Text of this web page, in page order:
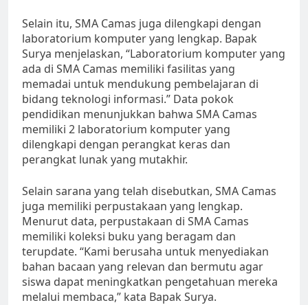
Selain itu, SMA Camas juga dilengkapi dengan
laboratorium komputer yang lengkap. Bapak
Surya menjelaskan, “Laboratorium komputer yang
ada di SMA Camas memiliki fasilitas yang
memadai untuk mendukung pembelajaran di
bidang teknologi informasi.” Data pokok
pendidikan menunjukkan bahwa SMA Camas
memiliki 2 laboratorium komputer yang
dilengkapi dengan perangkat keras dan
perangkat lunak yang mutakhir.
Selain sarana yang telah disebutkan, SMA Camas
juga memiliki perpustakaan yang lengkap.
Menurut data, perpustakaan di SMA Camas
memiliki koleksi buku yang beragam dan
terupdate. “Kami berusaha untuk menyediakan
bahan bacaan yang relevan dan bermutu agar
siswa dapat meningkatkan pengetahuan mereka
melalui membaca,” kata Bapak Surya.